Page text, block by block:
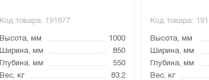
Код товара: 191677
Высота, мм
1000
Ширина, мм
850
Глубина, мм
550
Вес, кг
83.2
Код товара:
Высота, мм
Ширина, мм
Глубина, мм
Вес, кг